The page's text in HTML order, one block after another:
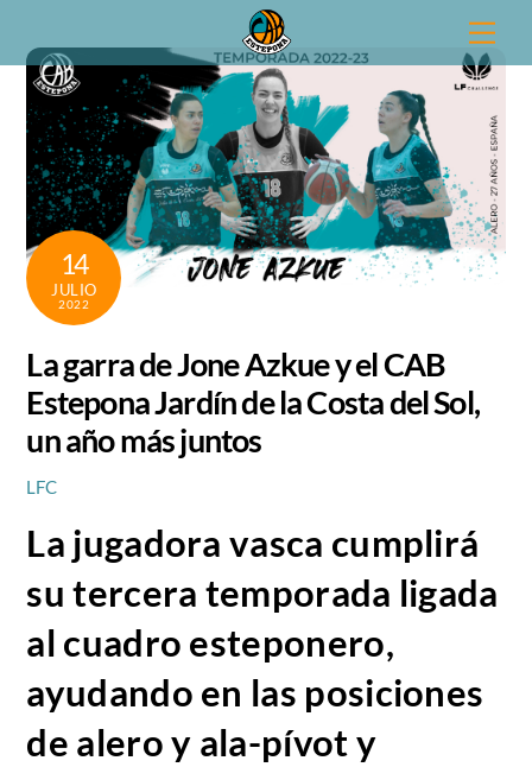
content
14
JULIO
2022
La garra de Jone Azkue y el CAB
Estepona Jardín de la Costa del Sol,
un año más juntos
LFC
La jugadora vasca cumplirá
su tercera temporada ligada
al cuadro esteponero,
ayudando en las posiciones
de alero y ala-pívot y